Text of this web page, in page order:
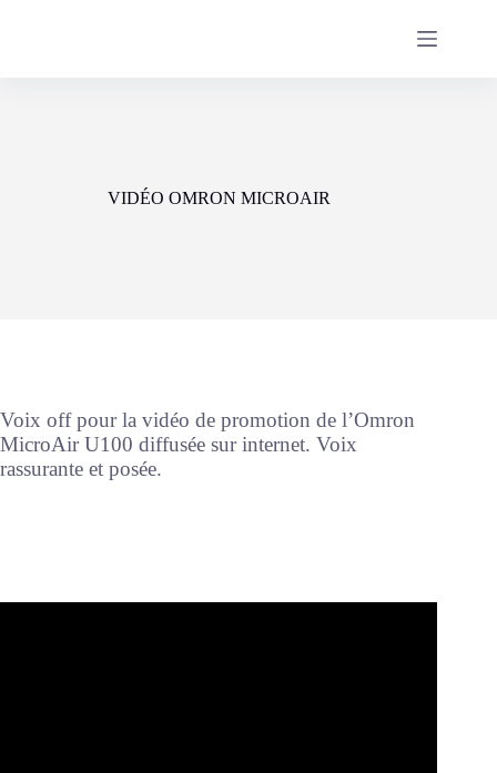
VIDÉO OMRON MICROAIR
Voix off pour la vidéo de promotion de l’Omron
MicroAir U100 diffusée sur internet. Voix
rassurante et posée.